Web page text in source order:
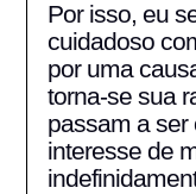
Por isso, eu
cuidadoso
por uma
torna-se sua
passam a ser
interesse de